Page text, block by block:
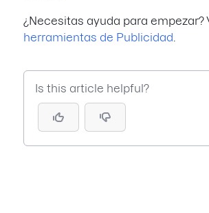
¿Necesitas ayuda para
herramientas de Publicidad
Is this article helpful?